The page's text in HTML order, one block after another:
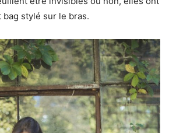
stylé sur le bras.